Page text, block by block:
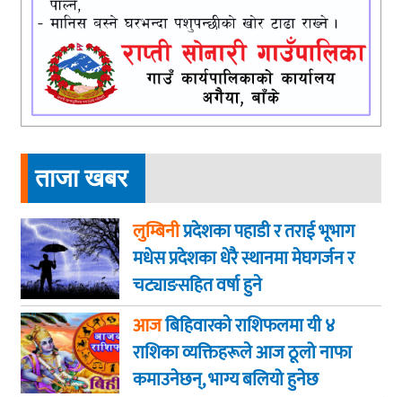
ताजा खबर
लुम्बिनीप्रदेशका पहाडी र तराई भूभाग
मधेस प्रदेशका धेरै स्थानमा मेघगर्जन र
चट्याङसहित वर्षा हुने
आजबिहिवारकाे राशिफलमा यी ४
राशिका व्यक्तिहरूले आज ठूलो नाफा
कमाउनेछन्, भाग्य बलियो हुनेछ